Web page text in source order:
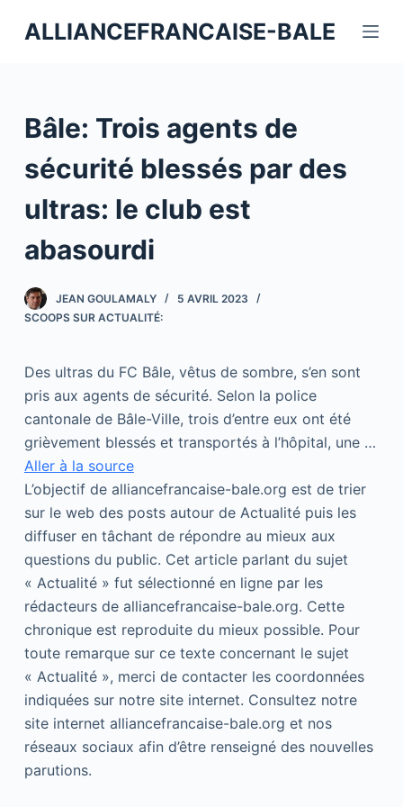
a
e
c
n
e
n
ALLIANCEFRANCAISE-BALE
Bâle: Trois agents de
sécurité blessés par des
ultras: le club est
abasourdi
JEAN GOULAMALY
5 AVRIL 2023
SCOOPS SUR ACTUALITÉ:
Des ultras du FC Bâle, vêtus de sombre, s’en sont
pris aux agents de sécurité. Selon la police
cantonale de Bâle-Ville, trois d’entre eux ont été
grièvement blessés et transportés à l’hôpital, une …
Aller à la source
L’objectif de alliancefrancaise-bale.org est de trier
sur le web des posts autour de Actualité puis les
diffuser en tâchant de répondre au mieux aux
questions du public. Cet article parlant du sujet
« Actualité » fut sélectionné en ligne par les
rédacteurs de alliancefrancaise-bale.org. Cette
chronique est reproduite du mieux possible. Pour
toute remarque sur ce texte concernant le sujet
« Actualité », merci de contacter les coordonnées
indiquées sur notre site internet. Consultez notre
site internet alliancefrancaise-bale.org et nos
réseaux sociaux afin d’être renseigné des nouvelles
parutions.